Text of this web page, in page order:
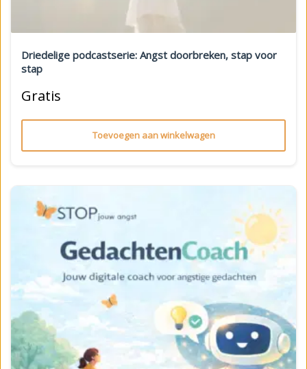
Driedelige podcastserie: Angst doorbreken, stap voor
stap
Gratis
Toevoegen aan winkelwagen